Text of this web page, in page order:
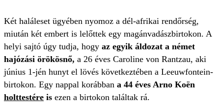
Két haláleset ügyében nyomoz a dél-afrikai rendőrség,
miután két embert is lelőttek egy magánvadászbirtokon. A
helyi sajtó úgy tudja, hogy az egyik áldozat a német
hajózási örökösnő, a 26 éves Caroline von Rantzau, aki
június 1-jén hunyt el lövés következtében a Leeuwfontein-
birtokon. Egy nappal korábban a 44 éves Arno Koën
holttestére is ezen a birtokon találtak rá.